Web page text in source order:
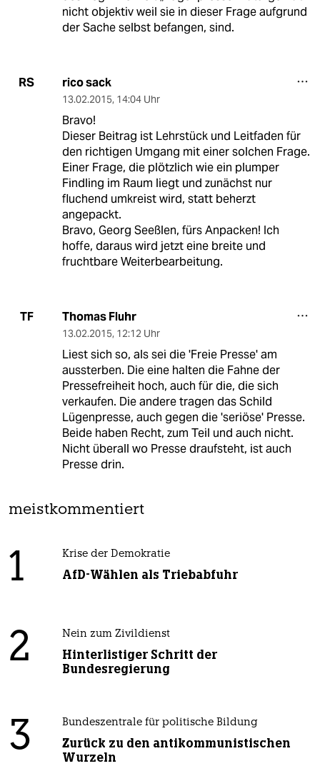
nicht objektiv weil sie in dieser Frage aufgrund
der Sache selbst befangen, sind.
RS rico sack
13.02.2015, 14:04 Uhr
Bravo!
Dieser Beitrag ist Lehrstück und Leitfaden für
den richtigen Umgang mit einer solchen Frage.
Einer Frage, die plötzlich wie ein plumper
Findling im Raum liegt und zunächst nur
fluchend umkreist wird, statt beherzt
angepackt.
Bravo, Georg Seeßlen, fürs Anpacken! Ich
hoffe, daraus wird jetzt eine breite und
fruchtbare Weiterbearbeitung.
TF Thomas Fluhr
13.02.2015, 12:12 Uhr
Liest sich so, als sei die 'Freie Presse' am
aussterben. Die eine halten die Fahne der
Pressefreiheit hoch, auch für die, die sich
verkaufen. Die andere tragen das Schild
Lügenpresse, auch gegen die 'seriöse' Presse.
Beide haben Recht, zum Teil und auch nicht.
Nicht überall wo Presse draufsteht, ist auch
Presse drin.
meistkommentiert
1 Krise der Demokratie
AfD-Wählen als Triebabfuhr
2 Nein zum Zivildienst
Hinterlistiger Schritt der
Bundesregierung
3 Bundeszentrale für politische Bildung
Zurück zu den antikommunistischen
Wurzeln